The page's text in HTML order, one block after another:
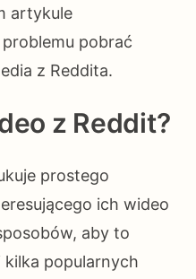
artykule
pobrać
z Reddita.
z Reddit?
prostego
ich wideo
aby to
popularnych